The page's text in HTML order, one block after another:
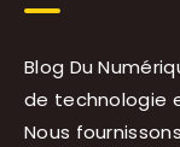
Blog Du
de technologie
Nous